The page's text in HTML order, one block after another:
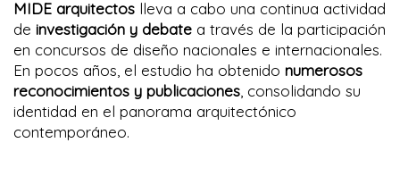
MIDE arquitectos lleva a cabo una continua actividad
de investigación y debate a través de la participación
en concursos de diseño nacionales e internacionales.
En pocos años, el estudio ha obtenido numerosos
reconocimientos y publicaciones , consolidando su
identidad en el panorama arquitectónico
contemporáneo.